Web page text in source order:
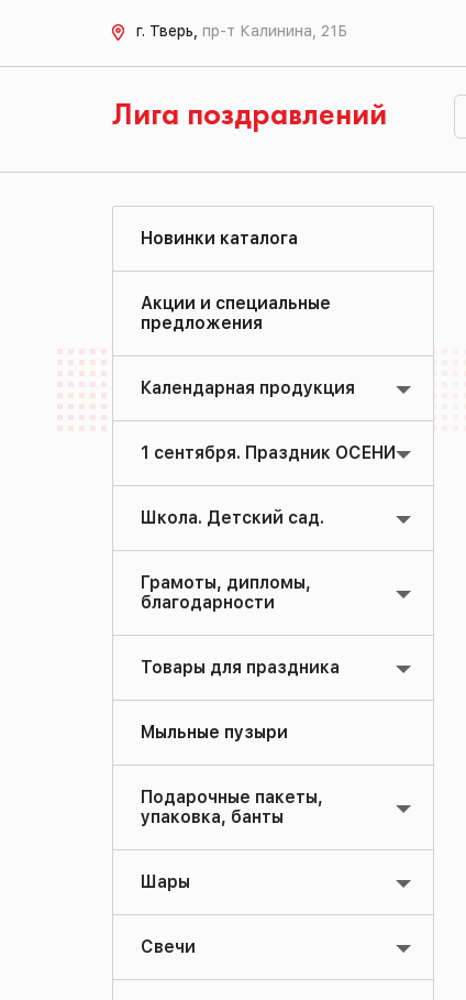
г. Тверь, пр-т Калинина, 21Б
Лига поздравлений
Новинки каталога
Акции и специальные
предложения
Календарная продукция
1 сентября. Праздник ОСЕНИ
Школа. Детский сад.
Грамоты, дипломы,
благодарности
Товары для праздника
Мыльные пузыри
Подарочные пакеты,
упаковка, банты
Шары
Свечи